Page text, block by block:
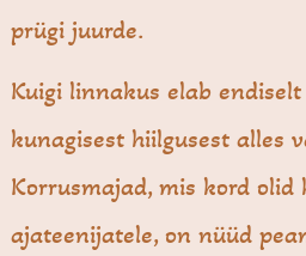
prügi juurde.
Kuigi linnakus elab
kunagisest hiilgusest alles
Korrusmajad, mis kord olid
ajateenijatele, on nüüd